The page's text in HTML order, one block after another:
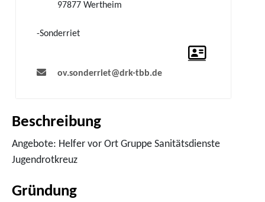
Sonderriet
97877 Wertheim
ov.sonderriet@drk-tbb.de
Beschreibung
Angebote: Helfer vor Ort Gruppe Sanitätsdienste
Jugendrotkreuz
Gründung